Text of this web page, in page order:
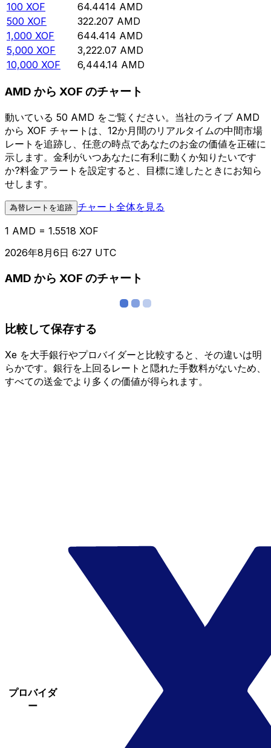
100 XOF 64.4414 AMD
500 XOF 322.207 AMD
1,000 XOF 644.414 AMD
5,000 XOF 3,222.07 AMD
10,000 XOF 6,444.14 AMD
AMD から XOF のチャート
動いている 50 AMD をご覧ください。当社のライブ AMD
から XOF チャートは、12か月間のリアルタイムの中間市場
レートを追跡し、任意の時点であなたのお金の価値を正確に
示します。金利がいつあなたに有利に動くか知りたいです
か?料金アラートを設定すると、目標に達したときにお知ら
せします。
為替レートを追跡 チャート全体を見る
1 AMD = 1.5518 XOF
2026年8月6日 6:27 UTC
AMD から XOF のチャート
比較して保存する
Xe を大手銀行やプロバイダーと比較すると、その違いは明
らかです。銀行を上回るレートと隠れた手数料がないため、
すべての送金でより多くの価値が得られます。
プロバイダ
ー